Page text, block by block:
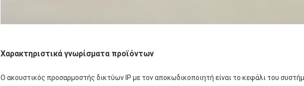
Χαρακτηριστικά γνωρίσματα προϊόντων
Ο ακουστικός προσαρμοστής δικτύων IP με τον αποκωδικοποιητή είναι το κεφάλι του